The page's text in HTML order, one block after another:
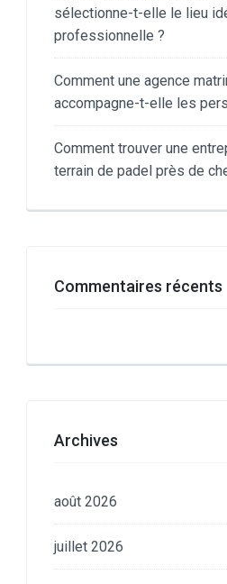
sélectionne-t-elle le lieu
professionnelle ?
Comment une agence
accompagne-t-elle les
Comment trouver une
terrain de padel près de
Commentaires récents
Archives
août 2026
juillet 2026